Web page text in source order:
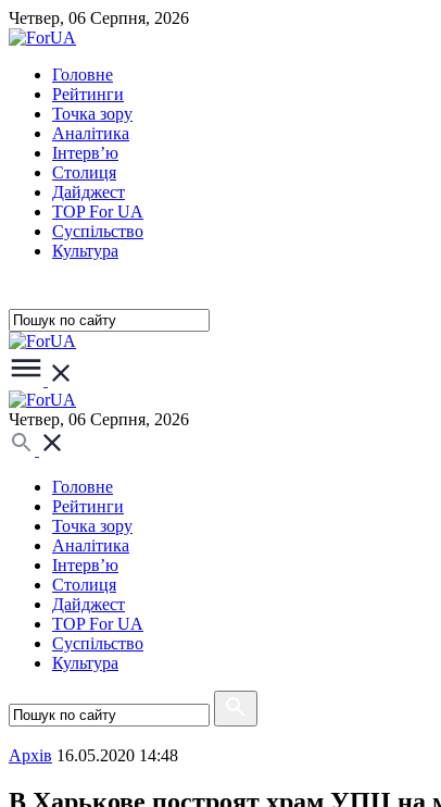
Четвер, 06 Серпня, 2026
Головне
Рейтинги
Точка зору
Аналітика
Інтерв’ю
Столиця
Дайджест
TOP For UA
Суспiльство
Культура
Четвер, 06 Серпня, 2026
Головне
Рейтинги
Точка зору
Аналітика
Інтерв’ю
Столиця
Дайджест
TOP For UA
Суспiльство
Культура
Архiв 16.05.2020 14:48